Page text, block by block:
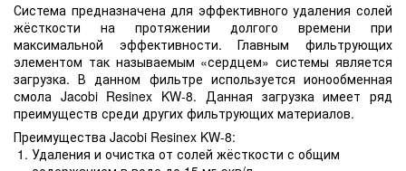
Система предназначена для эффективного удаления солей
жёсткости на протяжении долгого времени при
максимальной эффективности. Главным фильтрующих
элементом так называемым «сердцем» системы является
загрузка. В данном фильтре используется ионообменная
смола Jacobi Resinex KW-8. Данная загрузка имеет ряд
преимуществ среди других фильтрующих материалов.
Преимущества Jacobi Resinex KW-8:
Удаления и очистка от солей жёсткости с общим